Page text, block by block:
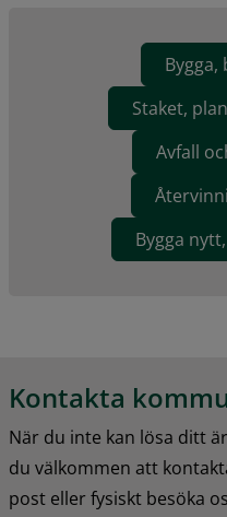
Staket,
Avfall
Bygga
Kontakta
När du inte kan lösa ditt
du välkommen att
post eller fysiskt besöka